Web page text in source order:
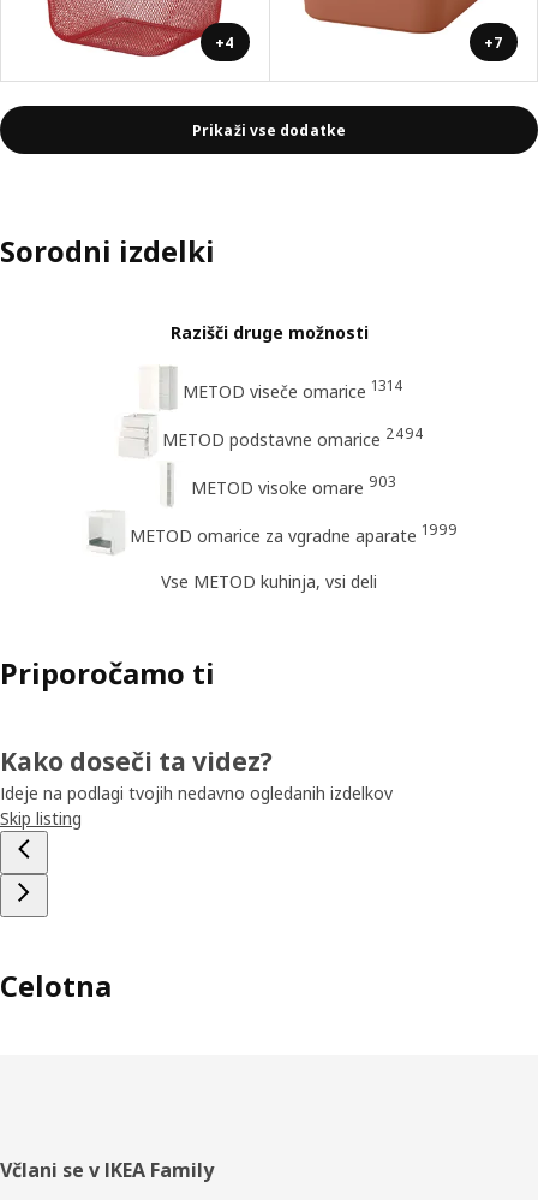
+4 +7
Prikaži vse dodatke
Sorodni izdelki
Razišči druge možnosti
METOD viseče omarice 1314
METOD podstavne omarice 2494
METOD visoke omare 903
METOD omarice za vgradne aparate 1999
Vse METOD kuhinja, vsi deli
Priporočamo ti
Kako doseči ta videz?
Ideje na podlagi tvojih nedavno ogledanih izdelkov
Skip listing
Celotna
Noga
Včlani se v IKEA Family